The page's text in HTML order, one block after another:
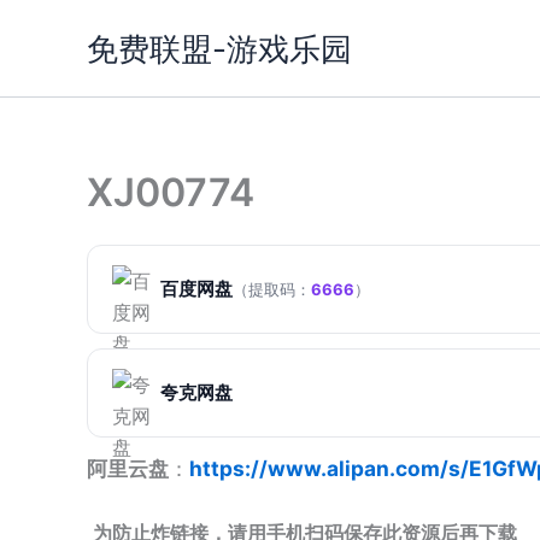
免费联盟-游戏乐园
XJ00774
百度网盘 （提取码： 6666）
夸克网盘
阿里云盘 ： https://www.alipan.com/s/
为防止炸链接，请用手机扫码保存此资源后再下载